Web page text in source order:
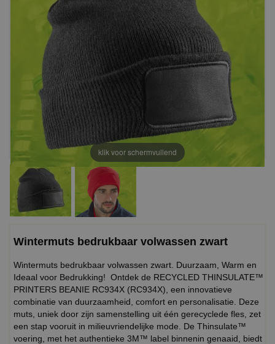
klik voor schermvullend
Wintermuts bedrukbaar volwassen zwart
Wintermuts bedrukbaar volwassen zwart. Duurzaam, Warm en
Ideaal voor Bedrukking! Ontdek de RECYCLED THINSULATE™
PRINTERS BEANIE RC934X (RC934X), een innovatieve
combinatie van duurzaamheid, comfort en personalisatie. Deze
muts, uniek door zijn samenstelling uit één gerecyclede fles, zet
een stap vooruit in milieuvriendelijke mode. De Thinsulate™
voering, met het authentieke 3M™ label binnenin genaaid, biedt